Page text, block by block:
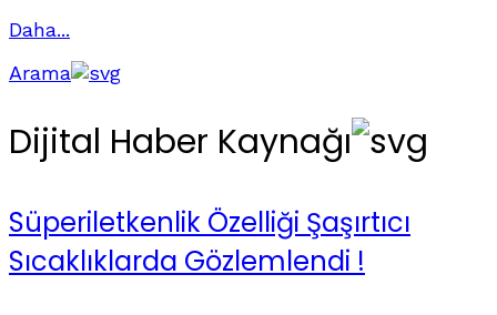
Daha...
Arama
Dijital Haber Kaynağı
Süperiletkenlik Özelliği Şaşırtıcı
Sıcaklıklarda Gözlemlendi !